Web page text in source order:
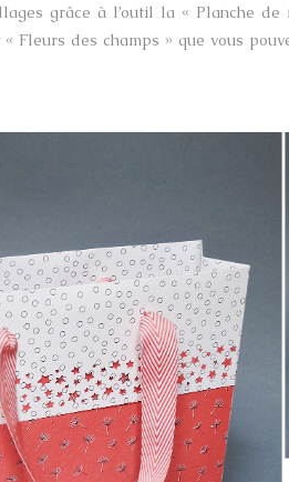
grâce à l’outil la « Planche
Fleurs des champs » que vous